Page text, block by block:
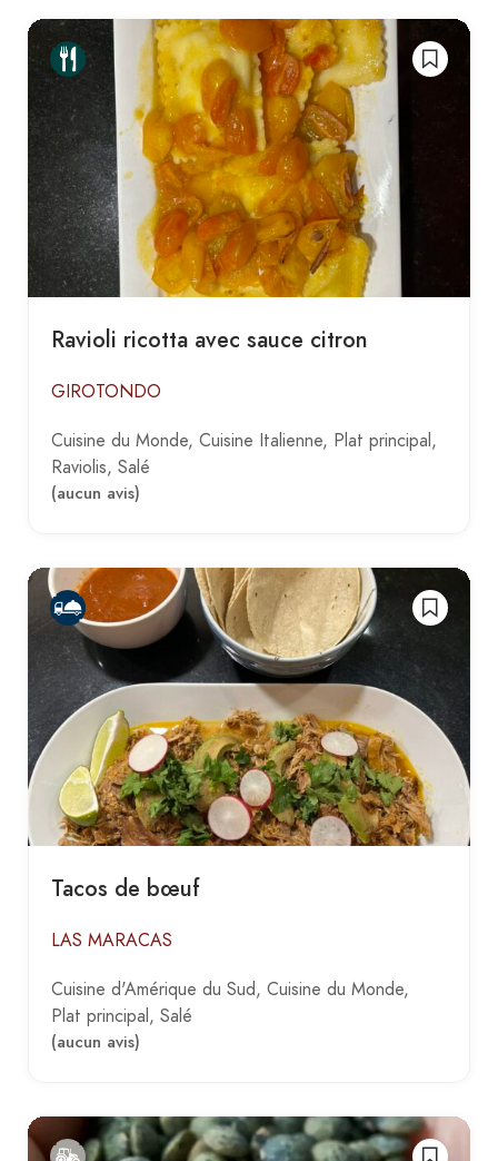
Ravioli ricotta avec sauce citron
GIROTONDO
Cuisine du Monde Cuisine Italienne Plat principal
Raviolis Salé
(aucun avis)
Tacos de bœuf
LAS MARACAS
Cuisine d'Amérique du Sud Cuisine du Monde
Plat principal Salé
(aucun avis)